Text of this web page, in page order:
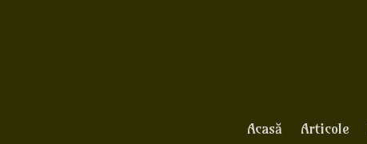
Acasă Articole